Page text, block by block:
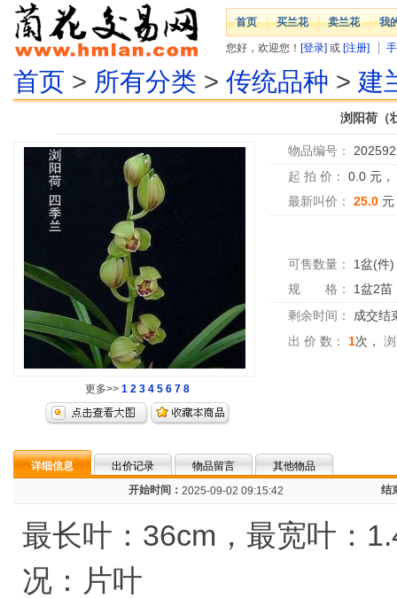
首页 买兰花 卖兰花 我
您好，欢迎您！ [登录] 或 [注册]
首页 > 所有分类 > 传统品种 > 建
浏阳荷（
更多>> 1 2 3 4 5 6 7 8
物品编号：
起 拍 价：
0.0 元，
最新叫价：
25.0 元
可售数量： 1盆(件)
规 格：
1盆2苗
剩余时间：
成交结
出 价 数：
1次，
详细信息 出价记录 物品留言
其他物品
开始时间： 2025-09-02 09:15:42 结
最长叶：36cm，最宽叶：
况：片叶